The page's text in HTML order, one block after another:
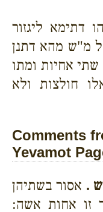
דתימא ליגזור
מ"ש מהא דתנן
שתי אחיות ומתו
חולצות ולא
Comments
Yevamot
. אסור בשתיהן
זו אחות אשה: